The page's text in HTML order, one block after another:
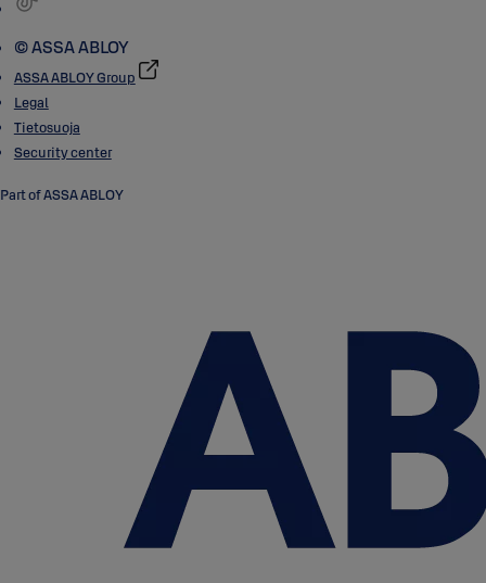
© ASSA ABLOY
ASSA ABLOY Group
Legal
Tietosuoja
Security center
Part of ASSA ABLOY